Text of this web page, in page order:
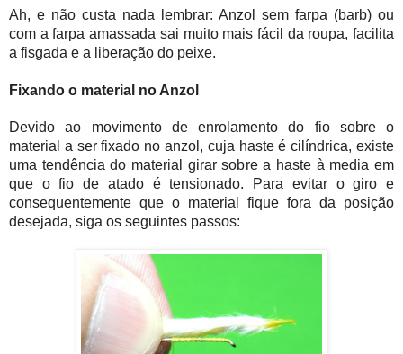
Ah, e não custa nada lembrar: Anzol sem farpa (barb) ou
com a farpa amassada sai muito mais fácil da roupa, facilita
a fisgada e a liberação do peixe.
Fixando o material no Anzol
Devido ao movimento de enrolamento do fio sobre o
material a ser fixado no anzol, cuja haste é cilíndrica, existe
uma tendência do material girar sobre a haste à media em
que o fio de atado é tensionado. Para evitar o giro e
consequentemente que o material fique fora da posição
desejada, siga os seguintes passos: